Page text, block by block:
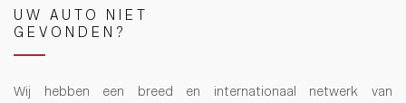
UW AUTO NIET
GEVONDEN?
Wij hebben een breed en internationaal netwerk van